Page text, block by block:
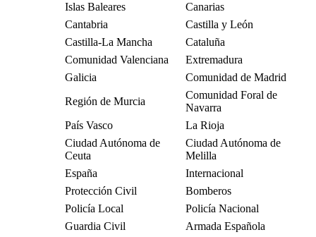
Islas Baleares
Canarias
Cantabria
Castilla y León
Castilla-La Mancha
Cataluña
Comunidad Valenciana
Extremadura
Galicia
Comunidad de Madrid
Región de Murcia
Comunidad Foral de
Navarra
País Vasco
La Rioja
Ciudad Autónoma de
Ceuta
Ciudad Autónoma de
Melilla
España
Internacional
Protección Civil
Bomberos
Policía Local
Policía Nacional
Guardia Civil
Armada Española